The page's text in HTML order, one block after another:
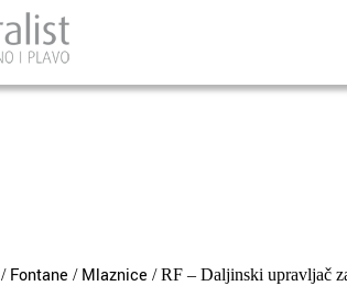
/ Fontane / Mlaznice / RF – Daljinski upravljač